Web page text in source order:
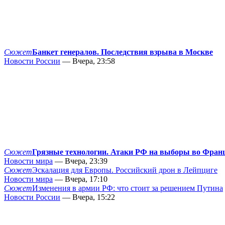
СюжетБанкет генералов. Последствия взрыва в Москве
Новости России — Вчера, 23:58
СюжетГрязные технологии. Атаки РФ на выборы во
Новости мира — Вчера, 23:39
СюжетЭскалация для Европы. Российский дрон в Лейпциге
Новости мира — Вчера, 17:10
СюжетИзменения в армии РФ: что стоит за решением Путина
Новости России — Вчера, 15:22